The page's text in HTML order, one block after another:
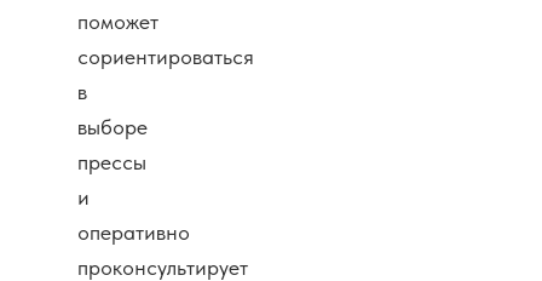
поможет
сориентироваться
в
выборе
прессы
и
оперативно
проконсультирует